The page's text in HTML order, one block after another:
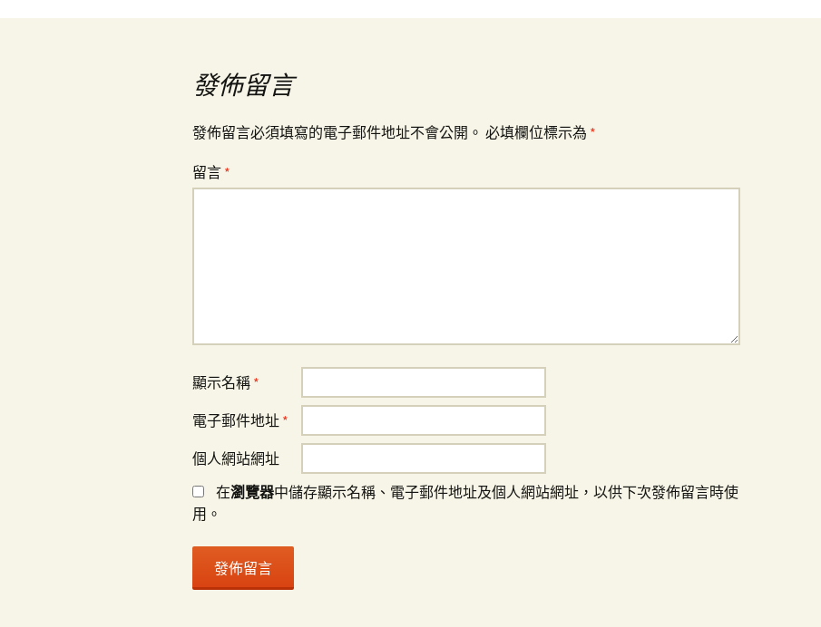
發佈留言
發佈留言必須填寫的電子郵件地址不會公開。 必填欄位標示為 *
留言 *
顯示名稱 *
電子郵件地址 *
個人網站網址
在瀏覽器中儲存顯示名稱、電子郵件地址及個人網站網址，以供下次發佈留言時使
用。